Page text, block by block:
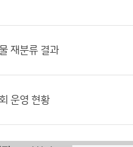
재분류 결과
운영 현황